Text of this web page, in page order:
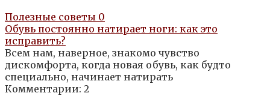
Полезные советы 0
Обувь постоянно натирает ноги: как это
исправить?
Всем нам, наверное, знакомо чувство
дискомфорта, когда новая обувь, как будто
специально, начинает натирать
Комментарии: 2